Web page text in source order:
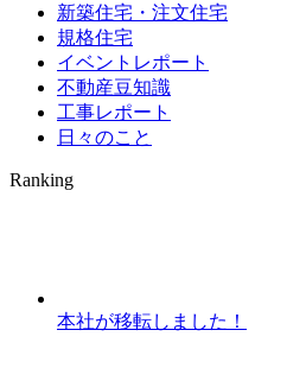
新築住宅・注文住宅
規格住宅
イベントレポート
不動産豆知識
工事レポート
日々のこと
Ranking
本社が移転しました！